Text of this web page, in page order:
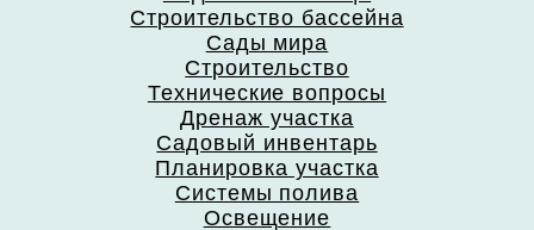
Строительство бассейна
Сады мира
Строительство
Технические вопросы
Дренаж участка
Садовый инвентарь
Планировка участка
Системы полива
Освещение